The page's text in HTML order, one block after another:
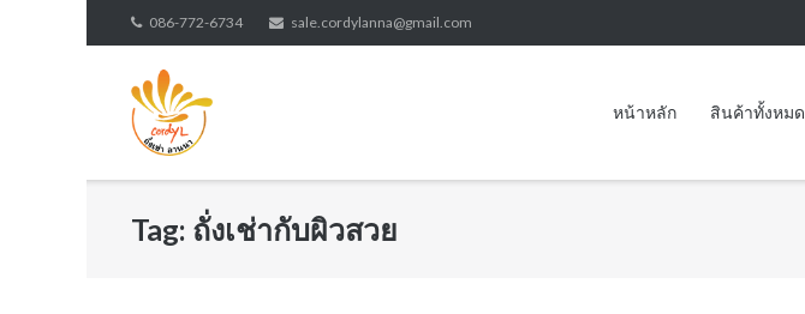
to
086-772-6734 sale.cordylanna@gmail.com
หน้าหลัก สินค้าทั้งหมด
Tag: ถั่งเช่ากับผิวสวย